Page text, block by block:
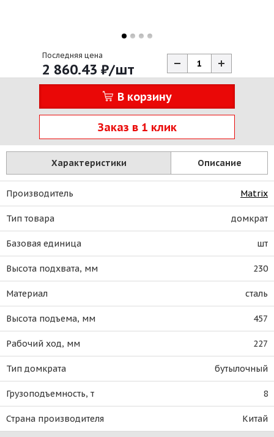
Последняя цена
2 860.43 ₽/шт
В корзину
Заказ в 1 клик
Характеристики Описание
Производитель Matrix
Тип товара домкрат
Базовая единица шт
Высота подхвата, мм 230
Материал сталь
Высота подъема, мм 457
Рабочий ход, мм 227
Тип домкрата бутылочный
Грузоподъемность, т 8
Страна производителя Китай